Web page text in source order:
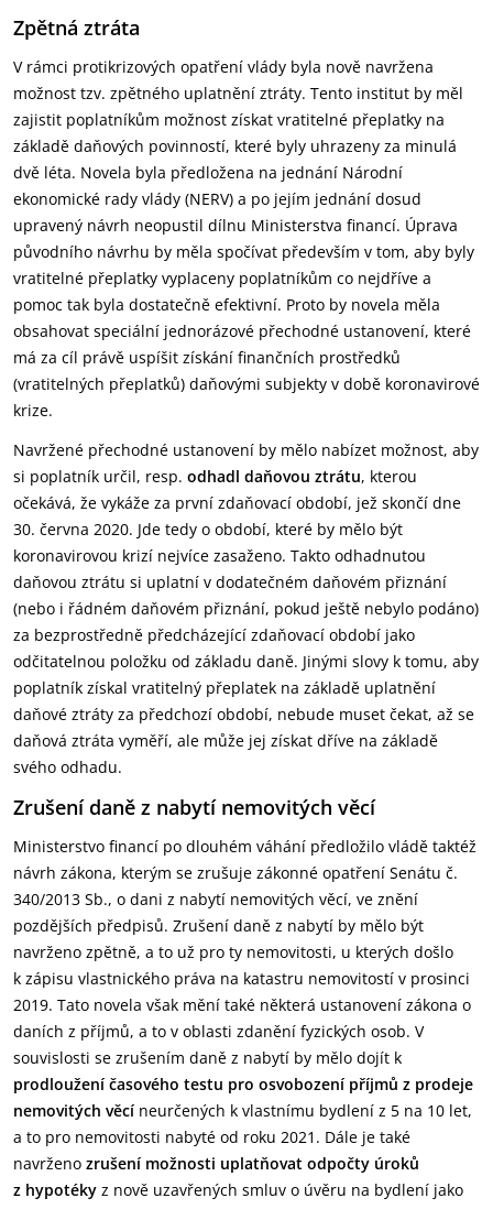
Zpětná ztráta
V rámci protikrizových opatření vlády byla nově navržena
možnost tzv. zpětného uplatnění ztráty. Tento institut by měl
zajistit poplatníkům možnost získat vratitelné přeplatky na
základě daňových povinností, které byly uhrazeny za minulá
dvě léta. Novela byla předložena na jednání Národní
ekonomické rady vlády (NERV) a po jejím jednání dosud
upravený návrh neopustil dílnu Ministerstva financí. Úprava
původního návrhu by měla spočívat především v tom, aby byly
vratitelné přeplatky vyplaceny poplatníkům co nejdříve a
pomoc tak byla dostatečně efektivní. Proto by novela měla
obsahovat speciální jednorázové přechodné ustanovení, které
má za cíl právě uspíšit získání finančních prostředků
(vratitelných přeplatků) daňovými subjekty v době koronavirové
krize.
Navržené přechodné ustanovení by mělo nabízet možnost, aby
si poplatník určil, resp. odhadl daňovou ztrátu, kterou
očekává, že vykáže za první zdaňovací období, jež skončí dne
30. června 2020. Jde tedy o období, které by mělo být
koronavirovou krizí nejvíce zasaženo. Takto odhadnutou
daňovou ztrátu si uplatní v dodatečném daňovém přiznání
(nebo i řádném daňovém přiznání, pokud ještě nebylo podáno)
za bezprostředně předcházející zdaňovací období jako
odčitatelnou položku od základu daně. Jinými slovy k tomu, aby
poplatník získal vratitelný přeplatek na základě uplatnění
daňové ztráty za předchozí období, nebude muset čekat, až se
daňová ztráta vyměří, ale může jej získat dříve na základě
svého odhadu.
Zrušení daně z nabytí nemovitých věcí
Ministerstvo financí po dlouhém váhání předložilo vládě taktéž
návrh zákona, kterým se zrušuje zákonné opatření Senátu č.
340/2013 Sb., o dani z nabytí nemovitých věcí, ve znění
pozdějších předpisů. Zrušení daně z nabytí by mělo být
navrženo zpětně, a to už pro ty nemovitosti, u kterých došlo
k zápisu vlastnického práva na katastru nemovitostí v prosinci
2019. Tato novela však mění také některá ustanovení zákona o
daních z příjmů, a to v oblasti zdanění fyzických osob. V
souvislosti se zrušením daně z nabytí by mělo dojít k
prodloužení časového testu pro osvobození příjmů z prodeje
nemovitých věcí neurčených k vlastnímu bydlení z 5 na 10 let,
a to pro nemovitosti nabyté od roku 2021. Dále je také
navrženo zrušení možnosti uplatňovat odpočty úroků
z hypotéky z nově uzavřených smluv o úvěru na bydlení jako